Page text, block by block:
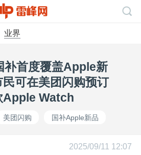
业界
补首度覆盖Apple新
可在美团闪购预订
Apple Watch
美团闪购 国补Apple新品
2025/09/11 12:07